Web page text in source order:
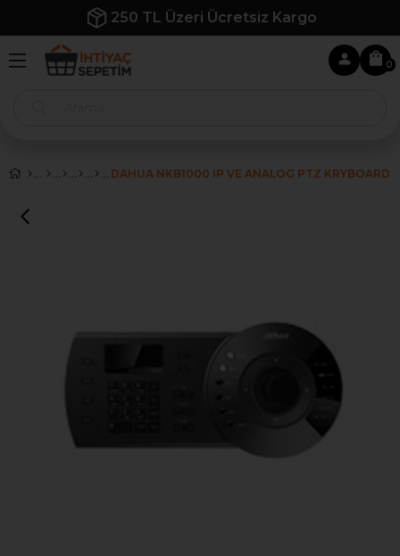
250 TL Üzeri Ücretsiz Kargo
0
DAHUA NKB1000 IP VE ANALOG PTZ KRYBOARD